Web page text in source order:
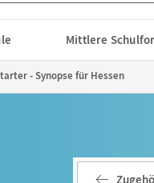
Mittlere
- Synopse für Hessen